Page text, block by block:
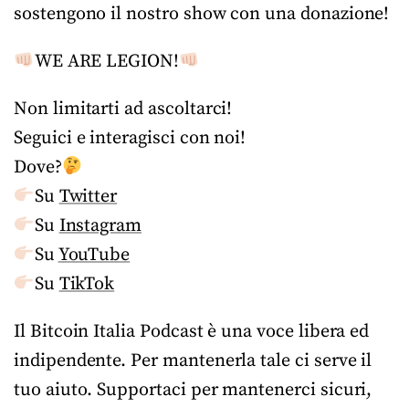
sostengono il nostro show con una donazione!
WE ARE LEGION!
Non limitarti ad ascoltarci!
Seguici e interagisci con noi!
Dove?
SuTwitter
SuInstagram
SuYouTube
SuTikTok
Il Bitcoin Italia Podcast è una voce libera ed
indipendente. Per mantenerla tale ci serve il
tuo aiuto. Supportaci per mantenerci sicuri,